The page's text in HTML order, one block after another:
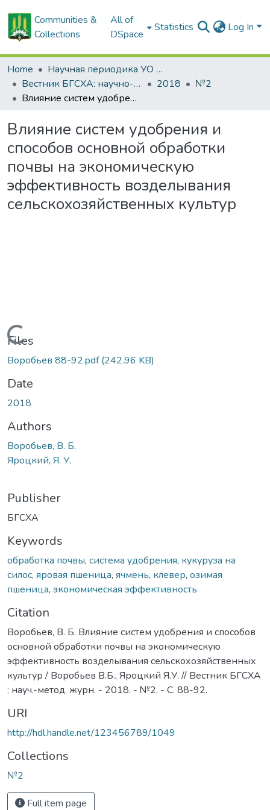
Communities &
Collections
All of
DSpace
Statistics Log In
Home
Научная периодика УО БГСХА
Вестник БГСХА: научно-методический журнал Белорусской государственной сельскохозяйственной академии
2018
№2
Влияние систем удобрения и способов основной обработки почвы на экономическую эффективность возделывания сельскохозяйственных культур
Влияние систем удобрения и
способов основной обработки
почвы на экономическую
эффективность возделывания
сельскохозяйственных культур
Loading...
Files
Воробьев 88-92.pdf(242.96 KB)
Date
2018
Authors
Воробьев, В. Б.
Яроцкий, Я. У.
Publisher
БГСХА
Keywords
обработка почвы, система удобрения, кукуруза на
силос, яровая пшеница, ячмень, клевер, озимая
пшеница, экономическая эффективность
Citation
Воробьев, В. Б. Влияние систем удобрения и способов
основной обработки почвы на экономическую
эффективность возделывания сельскохозяйственных
культур / Воробьев В.Б., Яроцкий Я.У. // Вестник БГСХА
: науч.-метод. журн. - 2018. - №2. - С. 88-92.
URI
http://hdl.handle.net/123456789/1049
Collections
№2
Full item page